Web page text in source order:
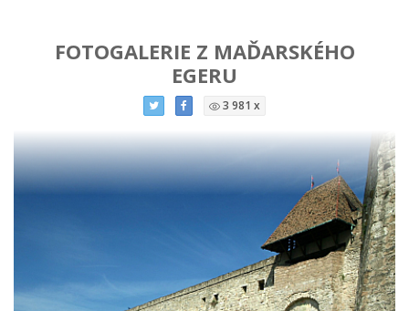
FOTOGALERIE Z MAĎARSKÉHO
EGERU
3 981 x